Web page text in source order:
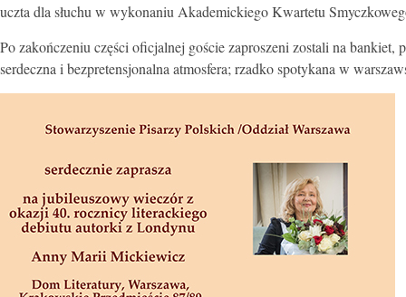
uczta dla słuchu w wykonaniu Akademickiego Kwartetu
Po zakończeniu części oficjalnej goście zaproszeni zostali na
serdeczna i bezpretensjonalna atmosfera; rzadko spotykana w